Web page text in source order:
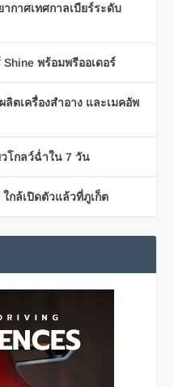
กาศเทศกาลเบียร์ระดับ
พร้อมพรีออเดอร์
ลิตเครื่องสำอาง และเมคอัพ
วโกลว์ฉ่ำใน 7 วัน
กล้เปิดตัวแล้วที่ภูเก็ต